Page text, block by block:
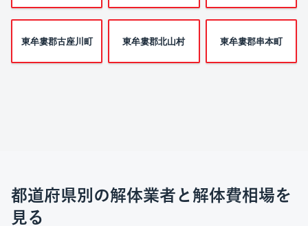
東牟婁郡古座川町 東牟婁郡北山村 東牟婁郡串本町
都道府県別の解体業者と解体費相場を
見る